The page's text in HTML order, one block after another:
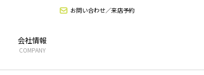
お問い合わせ／来店予約
会社情報
COMPANY